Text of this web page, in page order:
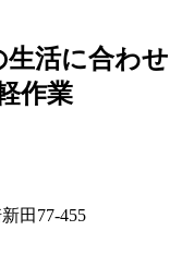
生活に合わせ
作業
田77-455